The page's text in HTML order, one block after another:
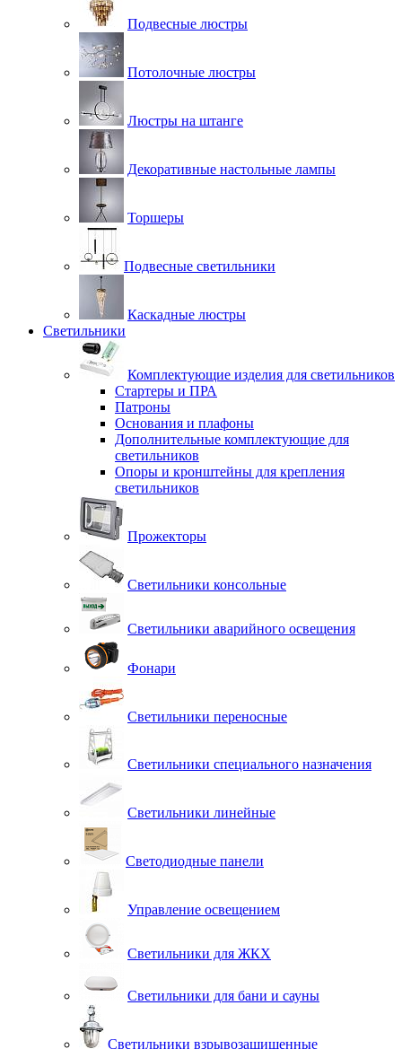
Подвесные люстры
Потолочные люстры
Люстры на штанге
Декоративные настольные лампы
Торшеры
Подвесные светильники
Каскадные люстры
Светильники
Комплектующие изделия для светильников
Стартеры и ПРА
Патроны
Основания и плафоны
Дополнительные комплектующие для
светильников
Опоры и кронштейны для крепления
светильников
Прожекторы
Светильники консольные
Светильники аварийного освещения
Фонари
Светильники переносные
Светильники специального назначения
Светильники линейные
Светодиодные панели
Управление освещением
Светильники для ЖКХ
Светильники для бани и сауны
Светильники взрывозащищенные